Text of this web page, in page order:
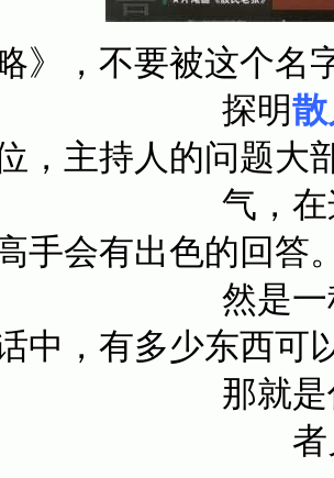
略》，不要被这个
探明
，主持人的问题大
气，
手会有出色的回
然是
中，有多少东西可
那就